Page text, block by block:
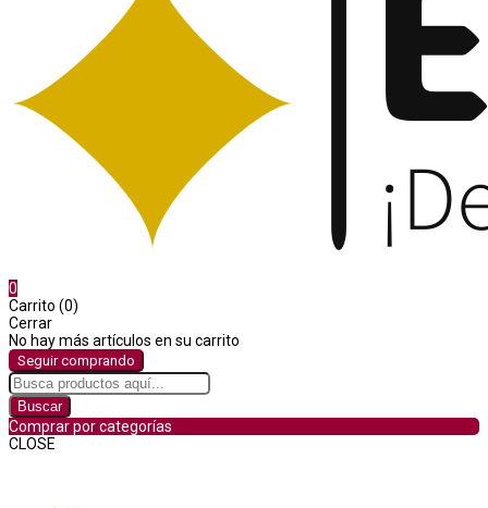
0
Carrito (0)
Cerrar
No hay más artículos en su carrito
Seguir comprando
Buscar
Comprar por categorías
CLOSE